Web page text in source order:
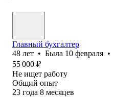
Главный бухгалтер
48 лет • Была 10 февраля •
55 000 ₽
Не ищет работу
Общий опыт
23 года 8 месяцев